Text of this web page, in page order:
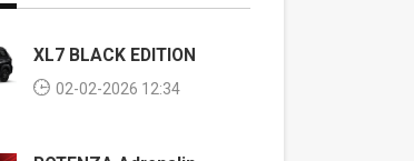
XL7 BLACK EDITION
02-02-2026 12:34